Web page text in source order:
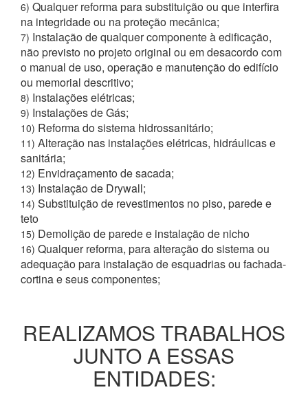
6) Qualquer reforma para substituição ou que interfira
na integridade ou na proteção mecânica;
7) Instalação de qualquer componente à edificação,
não previsto no projeto original ou em desacordo com
o manual de uso, operação e manutenção do edifício
ou memorial descritivo;
8) Instalações elétricas;
9) Instalações de Gás;
10) Reforma do sistema hidrossanitário;
11) Alteração nas instalações elétricas, hidráulicas e
sanitária;
12) Envidraçamento de sacada;
13) Instalação de Drywall;
14) Substituição de revestimentos no piso, parede e
teto
15) Demolição de parede e instalação de nicho
16) Qualquer reforma, para alteração do sistema ou
adequação para instalação de esquadrias ou fachada-
cortina e seus componentes;
REALIZAMOS TRABALHOS
JUNTO A ESSAS
ENTIDADES: